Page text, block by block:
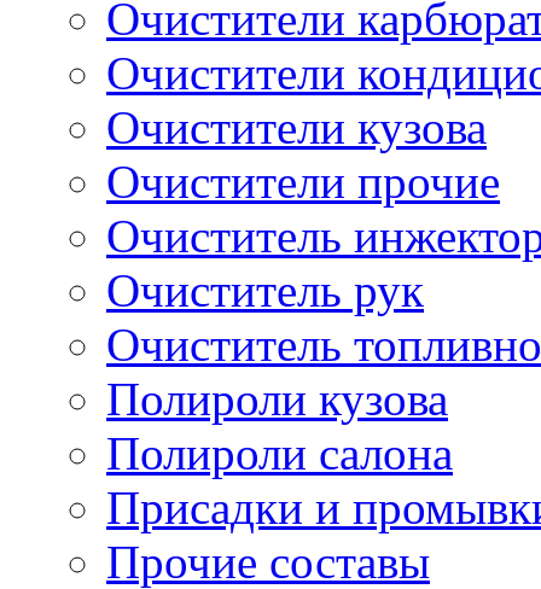
Очистители
Очистители
Очистители кузова
Очистители прочие
Очиститель
Очиститель рук
Очиститель
Полироли кузова
Полироли салона
Присадки и
Прочие составы